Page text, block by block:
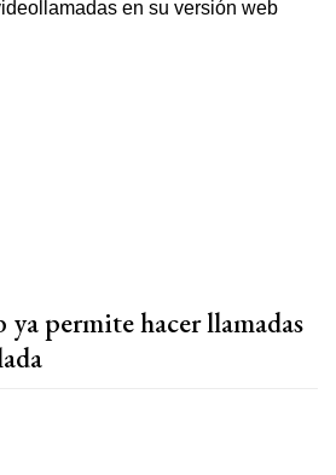
permite hacer llamadas